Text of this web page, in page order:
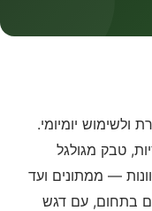
ולשימוש יומיומי.
טבק מגולגל
— ממתונים ועד
בתחום, עם דגש